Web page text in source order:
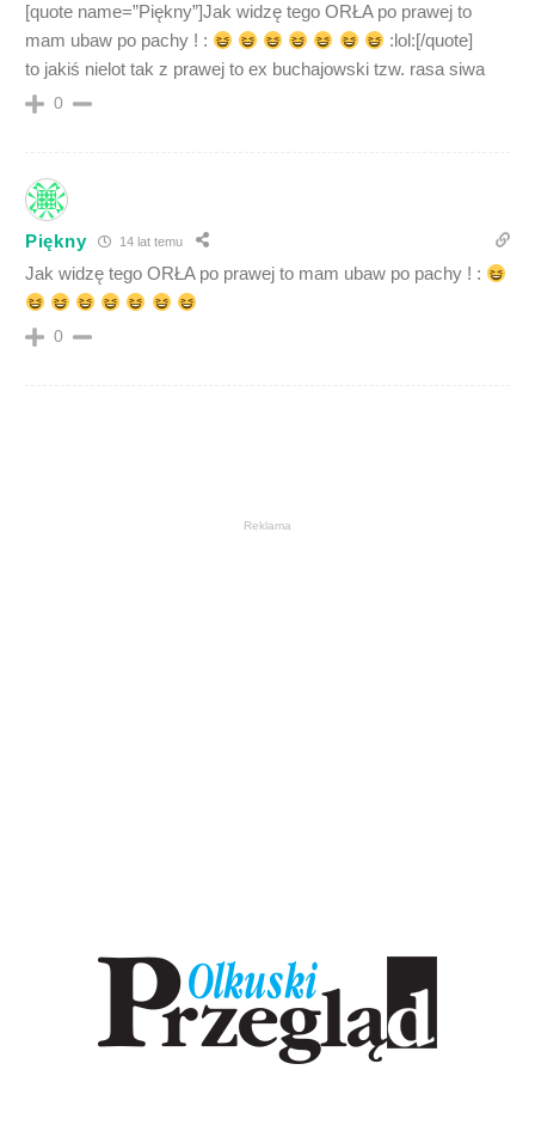
[quote name=”Piękny”]Jak widzę tego ORŁA po prawej to
mam ubaw po pachy ! :
:lol:[/quote]
to jakiś nielot tak z prawej to ex buchajowski tzw. rasa siwa
0
Piękny 14 lat temu
Jak widzę tego ORŁA po prawej to mam ubaw po pachy ! :
0
Reklama